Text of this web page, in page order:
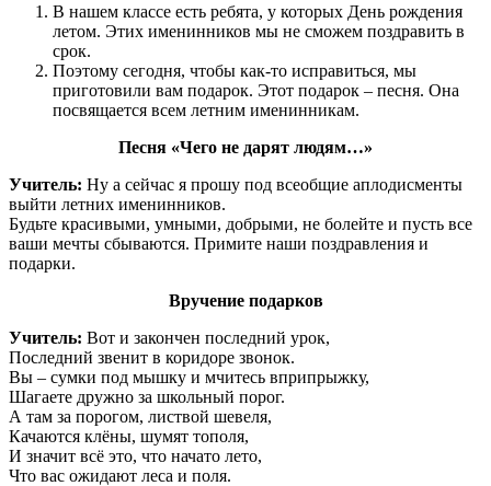
В нашем классе есть ребята, у которых День рождения
летом. Этих именинников мы не сможем поздравить в
срок.
Поэтому сегодня, чтобы как-то исправиться, мы
приготовили вам подарок. Этот подарок – песня. Она
посвящается всем летним именинникам.
Песня «Чего не дарят людям…»
Учитель: Ну а сейчас я прошу под всеобщие аплодисменты
выйти летних именинников.
Будьте красивыми, умными, добрыми, не болейте и пусть все
ваши мечты сбываются. Примите наши поздравления и
подарки.
Вручение подарков
Учитель: Вот и закончен последний урок,
Последний звенит в коридоре звонок.
Вы – сумки под мышку и мчитесь вприпрыжку,
Шагаете дружно за школьный порог.
А там за порогом, листвой шевеля,
Качаются клёны, шумят тополя,
И значит всё это, что начато лето,
Что вас ожидают леса и поля.